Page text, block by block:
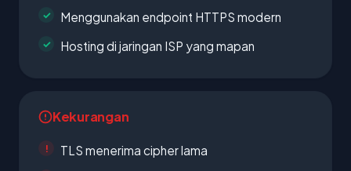
Menggunakan endpoint HTTPS modern
Hosting di jaringan ISP yang mapan
Kekurangan
TLS menerima cipher lama